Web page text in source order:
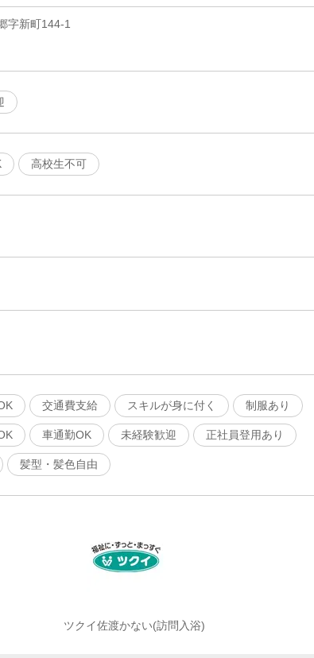
字新町144-1
高校生不可
交通費支給 スキルが身に付く 制服あり
車通勤OK 未経験歓迎 正社員登用あり
髪型・髪色自由
ツクイ佐渡かない(訪問入浴)